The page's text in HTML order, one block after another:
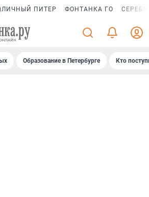
ПИТЕР ФОНТАНКА ГО
Образование в Петербурге Кто